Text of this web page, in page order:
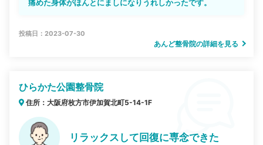
痛めた身体がほんとにましになりうれしかったです。
投稿日：2023-07-30
あんど整骨院の詳細を見る
ひらかた公園整骨院
住所：大阪府枚方市伊加賀北町5-14-1F
リラックスして回復に専念できた